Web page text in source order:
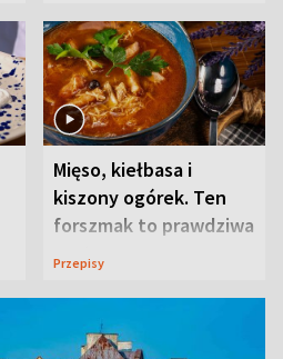
Mięso, kiełbasa i
kiszony ogórek. Ten
forszmak to prawdziwa
uczta
Przepisy